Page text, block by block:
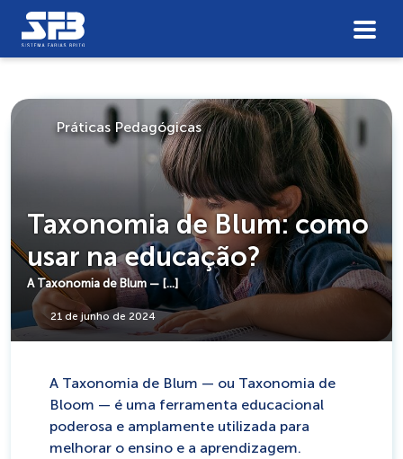
Práticas Pedagógicas
Taxonomia de Blum: como
usar na educação?
A Taxonomia de Blum — […]
21 de junho de 2024
A Taxonomia de Blum — ou Taxonomia de
Bloom — é uma ferramenta educacional
poderosa e amplamente utilizada para
melhorar o ensino e a aprendizagem.